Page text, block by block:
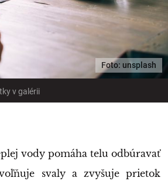
v galérii
Foto: unsplash
vody pomáha telu odbúravať
svaly a zvyšuje prietok